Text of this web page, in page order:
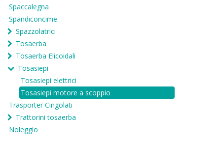
Spaccalegna
Spandiconcime
Spazzolatrici
Tosaerba
Tosaerba Elicoidali
Tosasiepi
Tosasiepi elettrici
Tosasiepi motore a scoppio
Trasporter Cingolati
Trattorini tosaerba
Noleggio